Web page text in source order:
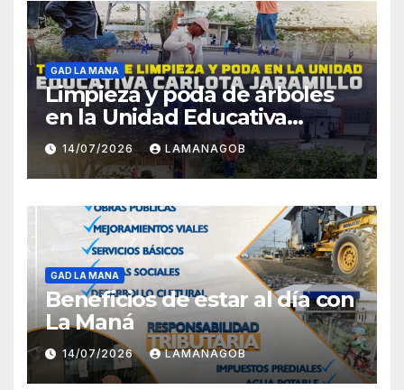
GAD LA MANA
Limpieza y poda de árboles
en la Unidad Educativa
Carlota Jaramillo
14/07/2026 LAMANAGOB
GAD LA MANA
Beneficios de estar al día con
La Maná
14/07/2026 LAMANAGOB